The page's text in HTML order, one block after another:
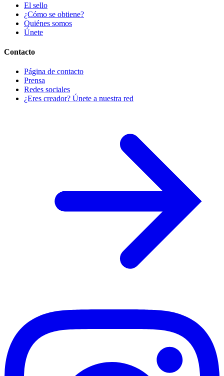
El sello
¿Cómo se obtiene?
Quiénes somos
Únete
Contacto
Página de contacto
Prensa
Redes sociales
¿Eres creador? Únete a nuestra red